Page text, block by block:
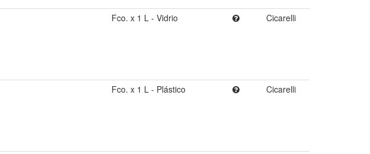
Fco. x 1 L - Vidrio Cicarelli
Fco. x 1 L - Plástico Cicarelli